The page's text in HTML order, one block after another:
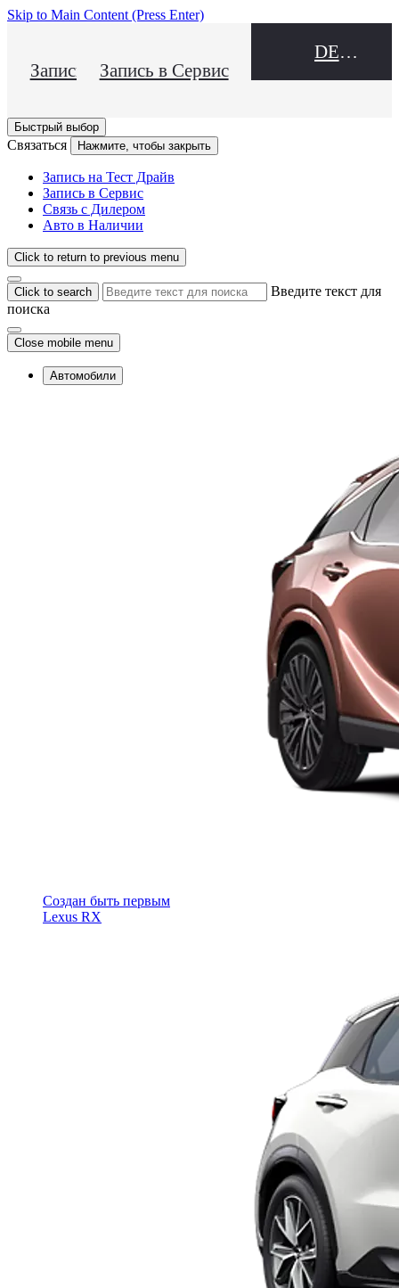
Skip to Main Content (Press Enter)
Запись на Тест Драйв
Запись в Сервис
DEALER NAME
Быстрый выбор
Связаться Нажмите, чтобы закрыть
Запись на Тест Драйв
Запись в Сервис
Связь с Дилером
Авто в Наличии
Click to return to previous menu
Click to search
Введите текст для
поиска
Close mobile menu
Автомобили
Cоздан быть первым
Lexus RX